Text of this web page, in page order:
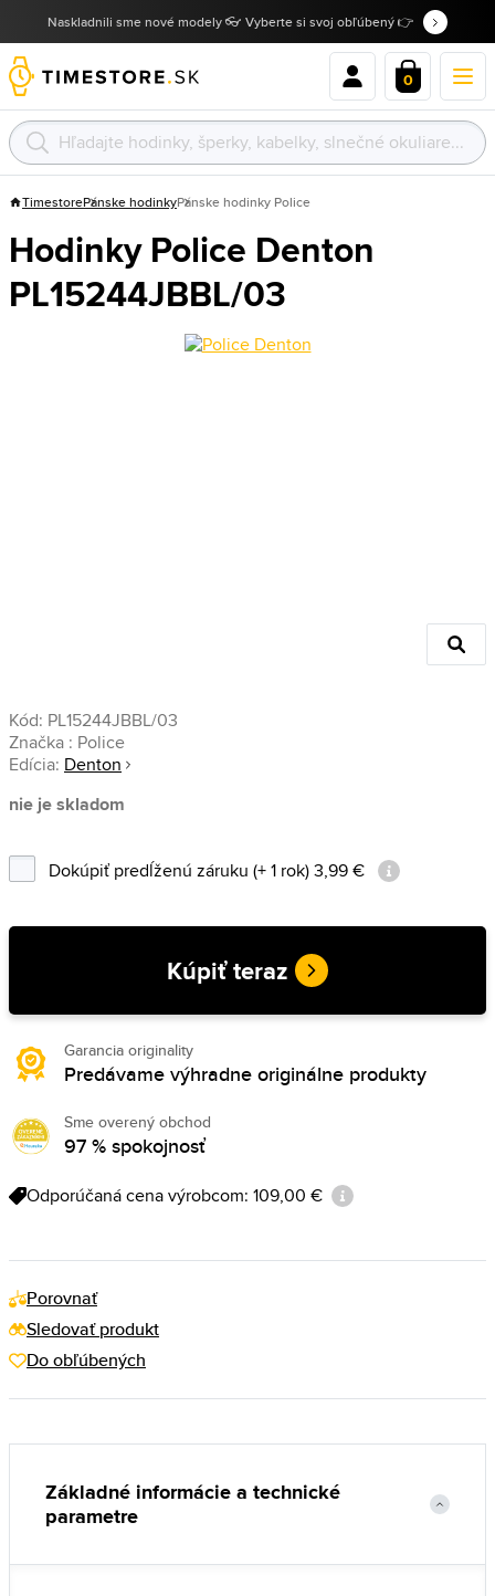
Naskladnili sme nové modely 👓 Vyberte si svoj obľúbený 👉
0
TimestorePánske hodinkyPánske hodinky Police
Hodinky Police Denton
PL15244JBBL/03
Kód: PL15244JBBL/03
Značka : Police
Edícia: Denton
nie je skladom
Dokúpiť predĺženú záruku (+ 1 rok) 3,99 €
Kúpiť teraz
Garancia originality
Predávame výhradne originálne produkty
Sme overený obchod
97 % spokojnosť
Odporúčaná cena výrobcom: 109,00 €
Porovnať
Sledovať produkt
Do obľúbených
Základné informácie a technické
parametre